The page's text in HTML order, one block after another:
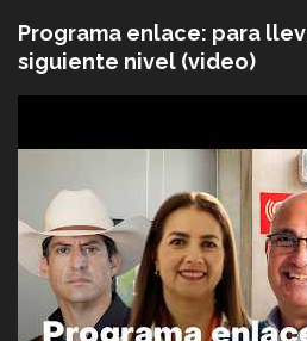
Programa enlace: para
siguiente nivel (video)